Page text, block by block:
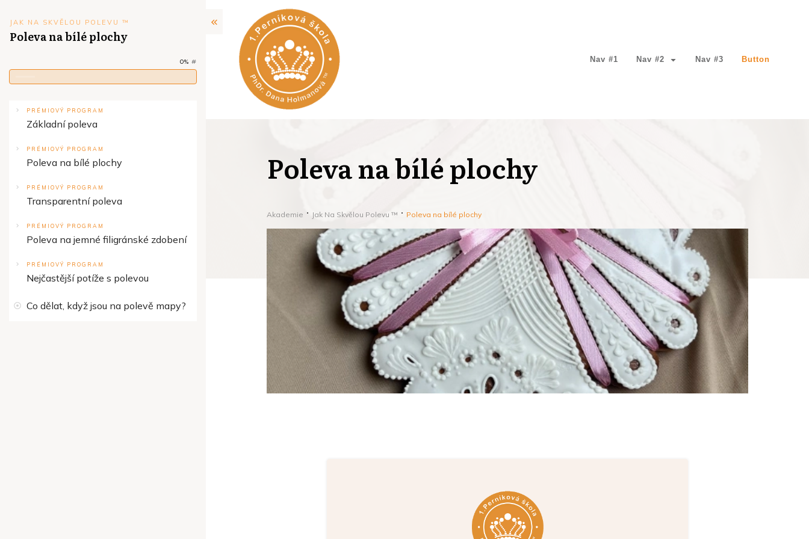
Nav #1 Nav #2 Nav #3 Button
Poleva na bílé plochy
Akademie Jak Na Skvělou Polevu ™ Poleva na bílé plochy
JAK NA SKVĚLOU POLEVU ™
Poleva na bílé plochy
0% #
PRÉMIOVÝ PROGRAM
Základní poleva
PRÉMIOVÝ PROGRAM
Poleva na bílé plochy
PRÉMIOVÝ PROGRAM
Transparentní poleva
PRÉMIOVÝ PROGRAM
Poleva na jemné filigránské zdobení
PRÉMIOVÝ PROGRAM
Nejčastější potíže s polevou
Co dělat, když jsou na polevě mapy?